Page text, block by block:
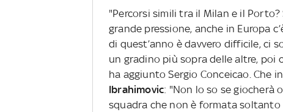
"Percorsi simili tra il Milan e il
grande pressione, anche in Europa
di quest’anno è davvero difficile, ci
un gradino più sopra delle altre, poi
ha aggiunto Sergio Conceicao. Che
Ibrahimovic: "Non lo so se giocherà
squadra che non è formata soltanto